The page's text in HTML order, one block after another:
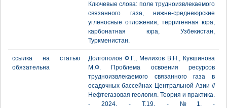
Ключевые слова: поле трудноизвлекаемого
связанного газа, нижне-среднеюрские
угленосные отложения, терригенная юра,
карбонатная юра, Узбекистан,
Туркменистан.
ссылка на статью
обязательна
Долгополов Ф.Г., Мелихов В.Н., Кувшинова
М.Ф. Проблема освоения ресурсов
трудноизвлекаемого связанного газа в
осадочных бассейнах Центральной Азии //
Нефтегазовая геология. Теория и практика.
- 2024. - Т.19. - №1. -